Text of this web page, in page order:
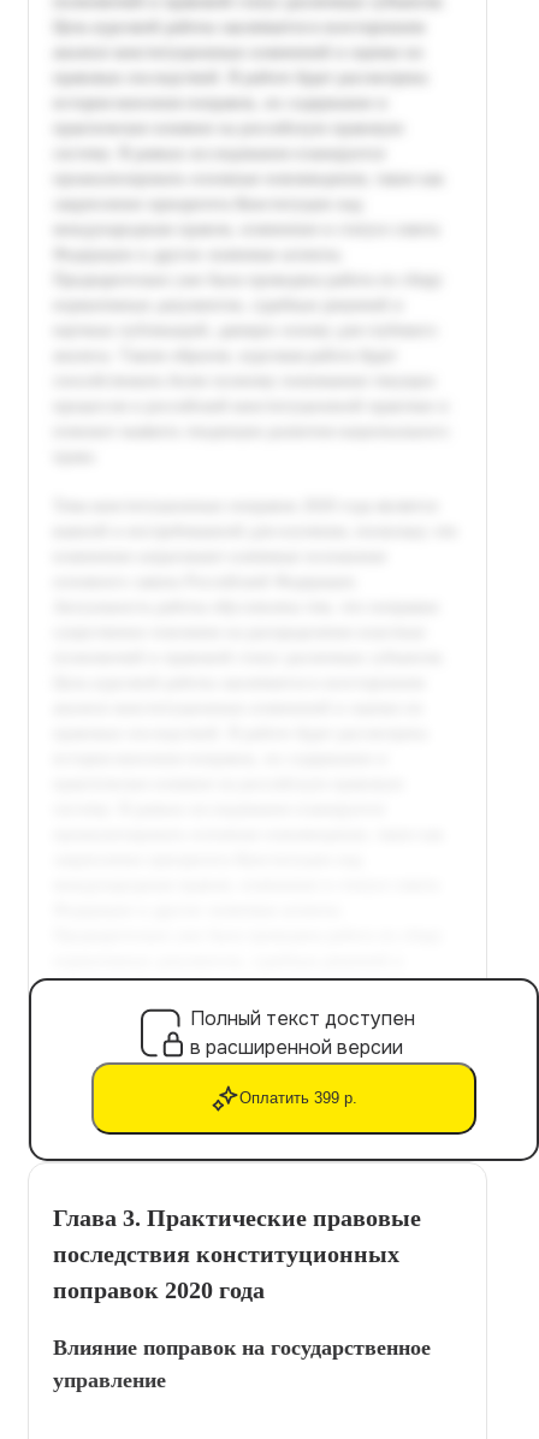
Полный текст доступен
в расширенной версии
Оплатить 399 р.
Глава 3. Практические правовые
последствия конституционных
поправок 2020 года
Влияние поправок на государственное
управление